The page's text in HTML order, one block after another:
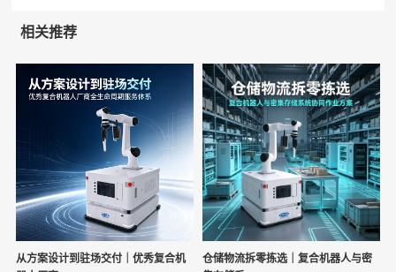
相关推荐
从方案设计到驻场交付｜优秀复合机
仓储物流拆零拣选｜复合机器人与密